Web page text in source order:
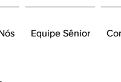
Equipe Sênior
Equipe Sênior